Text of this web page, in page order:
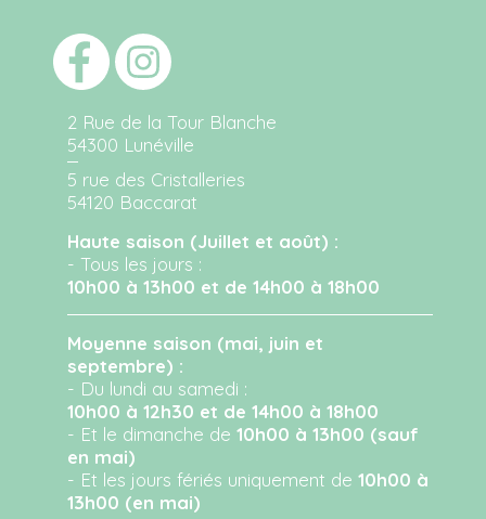
2 Rue de la Tour Blanche
54300 Lunéville
5 rue des Cristalleries
54120 Baccarat
Haute saison (Juillet et août) :
- Tous les jours :
10h00 à 13h00 et de 14h00 à 18h00
Moyenne saison (mai, juin et
septembre) :
- Du lundi au samedi :
10h00 à 12h30 et de 14h00 à 18h00
- Et le dimanche de10h00 à 13h00 (sauf
en mai)
- Et les jours fériés uniquement de10h00 à
13h00 (en mai)